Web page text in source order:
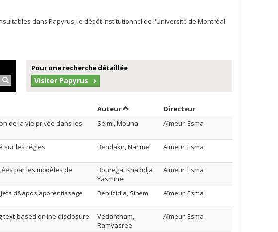
dans Papyrus, le dépôt institutionnel de l'Université de Montréal.
Rechercher…
Pour une recherche détaillée
Visiter Papyrus
AuteurTrier par auteur en ordre croissant
Directeur
de la vie privée dans les
Selmi, Mouna Aïmeur, Esma
sur les régles
Bendakir, Narimel Aïmeur, Esma
par les modèles de
Bourega, Khadidja
Yasmine
Aïmeur, Esma
d&apos;apprentissage
Benlizidia, Sihem Aïmeur, Esma
text-based online disclosure
Vedantham,
Ramyasree
Aïmeur, Esma